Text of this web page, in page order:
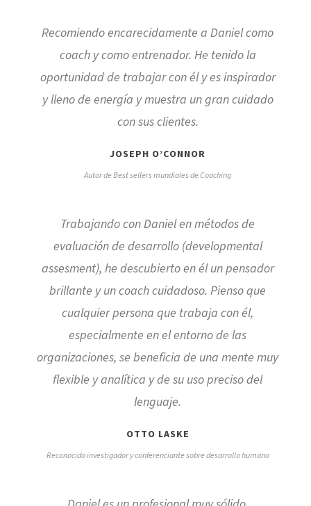
Recomiendo encarecidamente a Daniel como
coach y como entrenador. He tenido la
oportunidad de trabajar con él y es inspirador
y lleno de energía y muestra un gran cuidado
con sus clientes.
JOSEPH O’CONNOR
Autor de Best sellers mundiales de Coaching
Trabajando con Daniel en métodos de
evaluación de desarrollo (developmental
assesment), he descubierto en él un pensador
brillante y un coach cuidadoso. Pienso que
cualquier persona que trabaja con él,
especialmente en el entorno de las
organizaciones, se beneficia de una mente muy
flexible y analítica y de su uso preciso del
lenguaje.
OTTO LASKE
Reconocido investigador y conferenciante sobre desarrollo humano